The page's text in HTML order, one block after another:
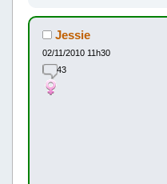
Jessie
02/11/2010 11h30
43